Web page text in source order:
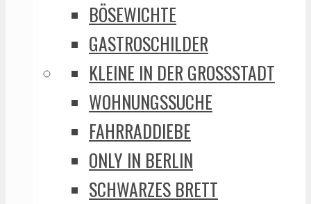
BÖSEWICHTE
GASTROSCHILDER
KLEINE IN DER GROSSSTADT
WOHNUNGSSUCHE
FAHRRADDIEBE
ONLY IN BERLIN
SCHWARZES BRETT